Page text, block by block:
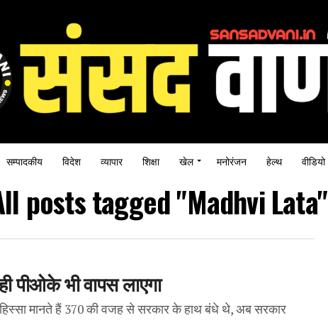
सम्पादकीय विदेश व्यापार शिक्षा खेल मनोरंजन हेल्थ वीडियो
posts tagged "Madhvi Lata"
पीओके भी वापस लाएगा
मानते हैं 370 की वजह से सरकार के हाथ बंधे थे, अब सरकार